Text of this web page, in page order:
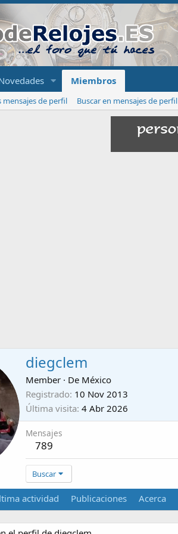
Miembros
mensajes de perfil Buscar en mensajes de perfil
diegclem
Member · De México
Registrado 10 Nov 2013
Última visita 4 Abr 2026
Mensajes
789
Buscar
actividad Publicaciones Acerca